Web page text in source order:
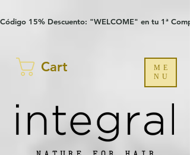
Código 15% Descuento: "WELCOME" en tu 1ª
Cart
ME
NU